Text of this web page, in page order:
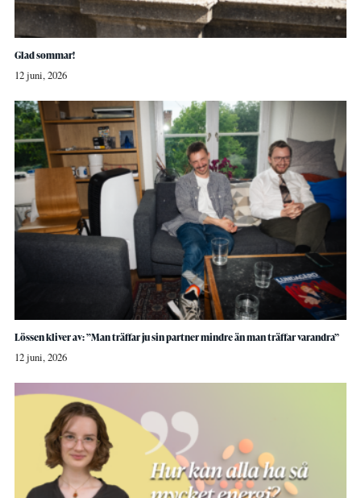
Glad sommar!
12 juni, 2026
Lössen kliver av: ”Man träffar ju sin partner mindre än man träffar varandra”
12 juni, 2026